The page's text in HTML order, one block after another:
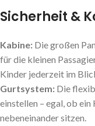
Sicherheit &
Kabine: Die großen
für die kleinen
Kinder jederzeit im
Gurtsystem: Die
einstellen – egal, ob
nebeneinander sitzen.